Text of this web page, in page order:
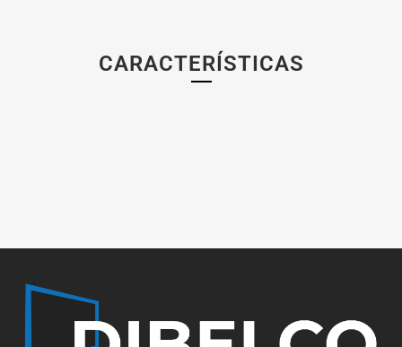
CARACTERÍSTICAS